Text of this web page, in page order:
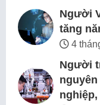
Người
tăng
4
Người